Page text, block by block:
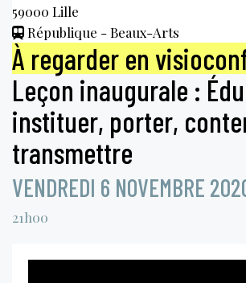
59000 Lille
République - Beaux-Arts
À regarder en
Leçon inaugurale :
instituer, porter,
transmettre
VENDREDI 6 NOVEMBRE
21h00